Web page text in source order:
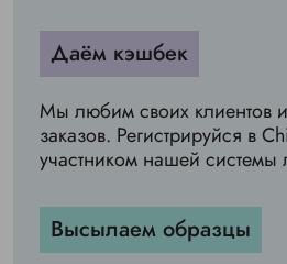
Даём кэшбек
Мы любим своих клиентов
заказов. Регистрируйся в
участником нашей системы
Высылаем образцы